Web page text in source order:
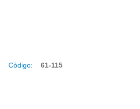
Código: 61-115